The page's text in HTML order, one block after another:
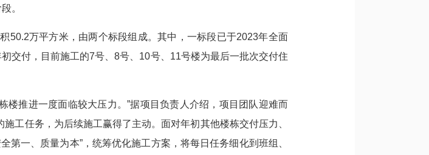
。
万平方米，由两个标段组成。其中，一标段已于2023年全面
交付，目前施工的7号、8号、10号、11号楼为最后一批次交付住
推进一度面临较大压力。”据项目负责人介绍，项目团队迎难而
工任务，为后续施工赢得了主动。面对年初其他楼栋交付压力、
第一、质量为本”，统筹优化施工方案，将每日任务细化到班组、